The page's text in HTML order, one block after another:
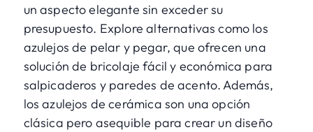
un aspecto elegante sin exceder su
presupuesto. Explore alternativas como los
azulejos de pelar y pegar, que ofrecen una
solución de bricolaje fácil y económica para
salpicaderos y paredes de acento. Además,
los azulejos de cerámica son una opción
clásica pero asequible para crear un diseño